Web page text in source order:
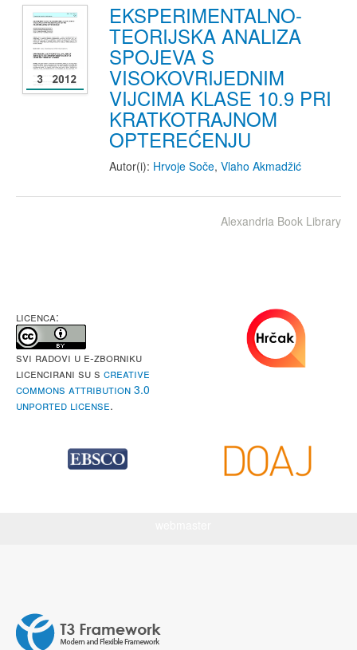
EKSPERIMENTALNO-
TEORIJSKA ANALIZA
SPOJEVA S
VISOKOVRIJEDNIM
VIJCIMA KLASE 10.9 PRI
KRATKOTRAJNOM
OPTEREĆENJU
Autor(i): Hrvoje Soče, Vlaho Akmadžić
Alexandria Book Library
LICENCA:
Svi radovi u e-Zborniku
licencirani su s Creative
Commons Attribution 3.0
Unported License.